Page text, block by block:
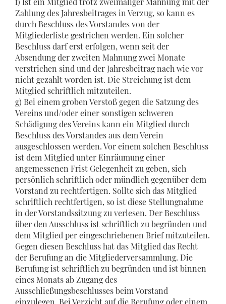
Zahlung des Jahresbeitrages in Verzug, so kann es
durch Beschluss des Vorstandes von der
Mitgliederliste gestrichen werden. Ein solcher
Beschluss darf erst erfolgen, wenn seit der
Absendung der zweiten Mahnung zwei Monate
verstrichen sind und der Jahresbeitrag nach wie vor
nicht gezahlt worden ist. Die Streichung ist dem
Mitglied schriftlich mitzuteilen.
g) Bei einem groben Verstoß gegen die Satzung des
Vereins und/oder einer sonstigen schweren
Schädigung des Vereins kann ein Mitglied durch
Beschluss des Vorstandes aus dem Verein
ausgeschlossen werden. Vor einem solchen Beschluss
ist dem Mitglied unter Einräumung einer
angemessenen Frist Gelegenheit zu geben, sich
persönlich schriftlich oder mündlich gegenüber dem
Vorstand zu rechtfertigen. Sollte sich das Mitglied
schriftlich rechtfertigen, so ist diese Stellungnahme
in der Vorstandssitzung zu verlesen. Der Beschluss
über den Ausschluss ist schriftlich zu begründen und
dem Mitglied per eingeschriebenen Brief mitzuteilen.
Gegen diesen Beschluss hat das Mitglied das Recht
der Berufung an die Mitgliederversammlung. Die
Berufung ist schriftlich zu begründen und ist binnen
eines Monats ab Zugang des
Ausschließungsbeschlusses beim Vorstand
einzulegen. Bei Verzicht auf die Berufung oder einem